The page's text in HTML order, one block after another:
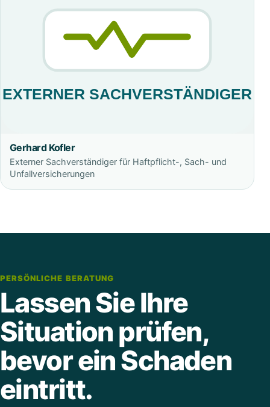
Gerhard Kofler
Externer Sachverständiger für Haftpflicht-, Sach- und
Unfallversicherungen
PERSÖNLICHE BERATUNG
Lassen Sie Ihre
Situation prüfen,
bevor ein Schaden
eintritt.